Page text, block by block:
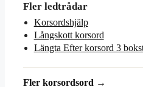
Fler ledtrådar
Korsordshjälp
Långskott korsord
Längta Efter korsord 3
Fler korsordsord →